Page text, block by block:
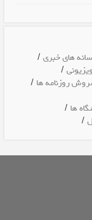
های خبری /
/
روزنامه ها /
ها /
/